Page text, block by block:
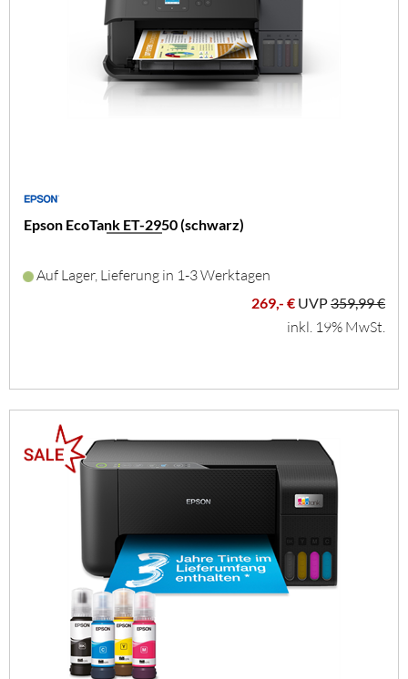
Epson EcoTank ET-2950 (schwarz)
Auf Lager, Lieferung in 1-3 Werktagen
269,- € UVP359,99 €
inkl. 19% MwSt.